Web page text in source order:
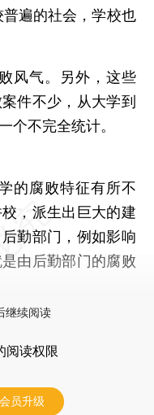
遍的社会，学校也
气。另外，这些
件不少，从大学到
个不完全统计。
腐败特征有所不
，派生出巨大的建
勤部门，例如影响
由后勤部门的腐败
继续阅读
阅读权限
员升级